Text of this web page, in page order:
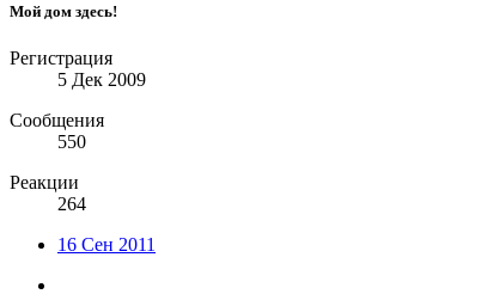
Мой дом здесь!
Регистрация
5 Дек 2009
Сообщения
550
Реакции
264
16 Сен 2011